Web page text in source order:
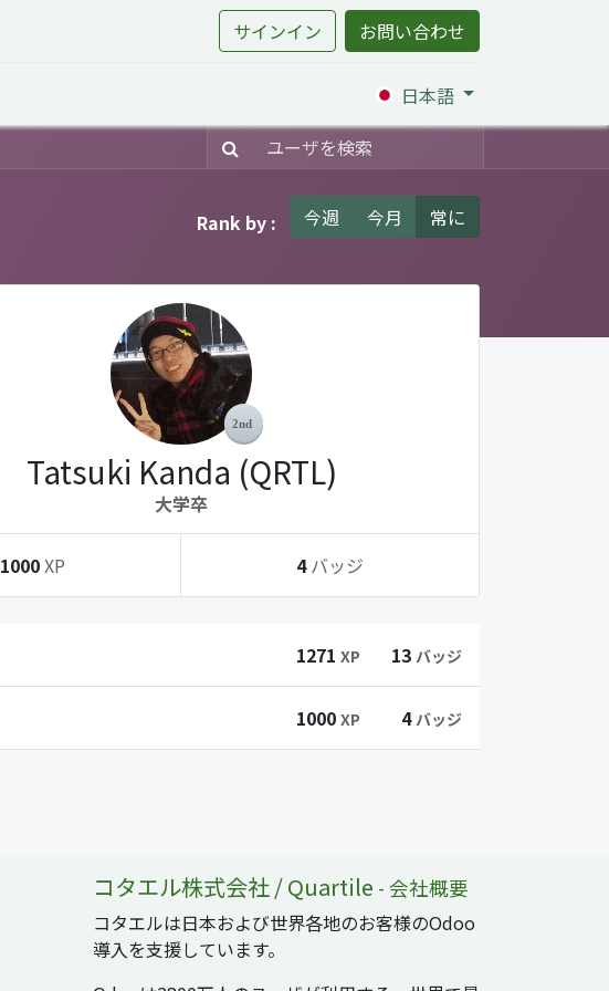
サインイン お問い合わせ
日本語
Rank by : 今週 今月 常に
Tatsuki Kanda (QRTL)
大学卒
1000XP 4 バッジ
1271 XP 13 バッジ
1000 XP 4 バッジ
コタエル株式会社 / Quartile - 会社概要
コタエルは日本および世界各地のお客様のOdoo
導入を支援しています。